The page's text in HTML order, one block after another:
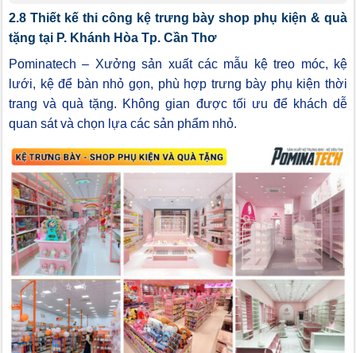
2.8 Thiết kế thi công kệ trưng bày shop phụ kiện & quà
tặng tại P. Khánh Hòa Tp. Cần Thơ
Pominatech – Xưởng sản xuất các mẫu kệ treo móc, kệ
lưới, kệ để bàn nhỏ gọn, phù hợp trưng bày phụ kiện thời
trang và quà tặng. Không gian được tối ưu để khách dễ
quan sát và chọn lựa các sản phẩm nhỏ.